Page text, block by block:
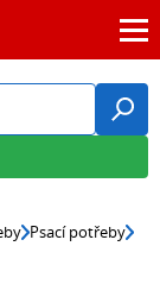
Psací potřeby